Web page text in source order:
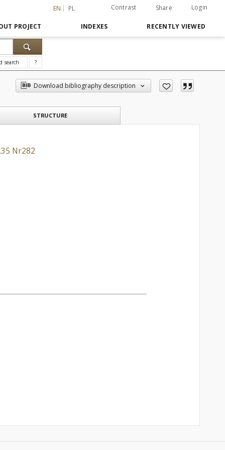
EN PL Contrast Share Login
PROJECT INDEXES RECENTLY VIEWED
search ?
Download bibliography description
STRUCTURE
Nr282